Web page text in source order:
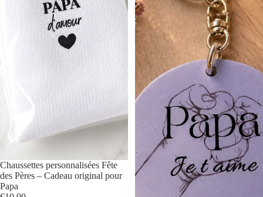
Chaussettes personnalisées Fête
des Pères – Cadeau original pour
Papa